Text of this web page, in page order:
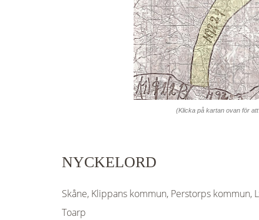
(Klicka på kartan ovan för
NYCKELORD
Skåne, Klippans kommun, Perstorps kommun,
Toarp